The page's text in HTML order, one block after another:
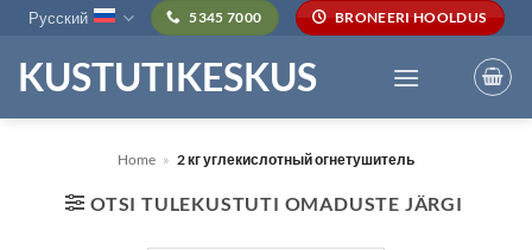
Skip
content
Русский 5345 7000 BRONEERI HOOLDUS
KUSTUTIKESKUS
Home » 2 кг углекислотный огнетушитель
OTSI TULEKUSTUTI OMADUSTE JÄRGI